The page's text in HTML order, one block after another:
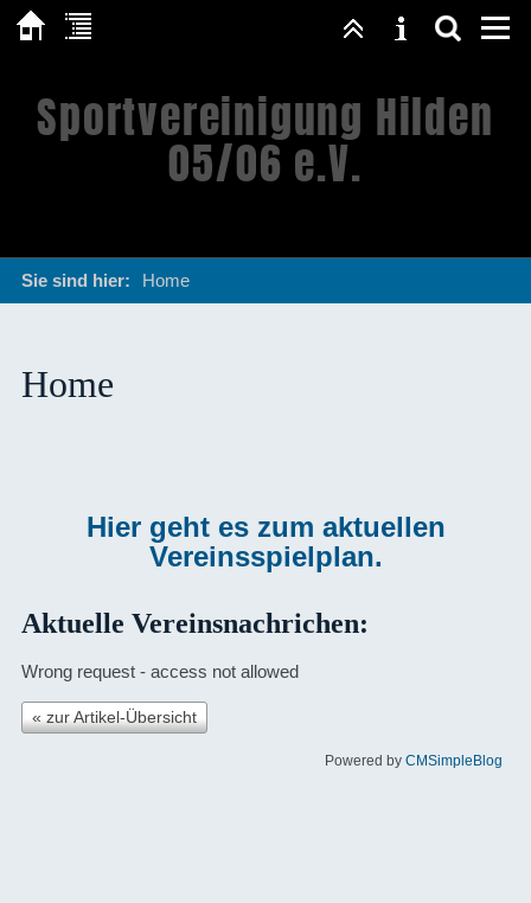
Sportvereinigung Hilden
05/06 e.V.
Sie sind hier: Home
Home
Hier geht es zum aktuellen
Vereinsspielplan.
Aktuelle Vereinsnachrichen:
Wrong request - access not allowed
« zur Artikel-Übersicht
Powered byCMSimpleBlog